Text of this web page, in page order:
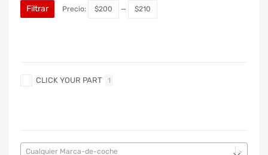
Filtrar Precio: $200 — $210
CLICK YOUR PART 1
Cualquier Marca-de-coche